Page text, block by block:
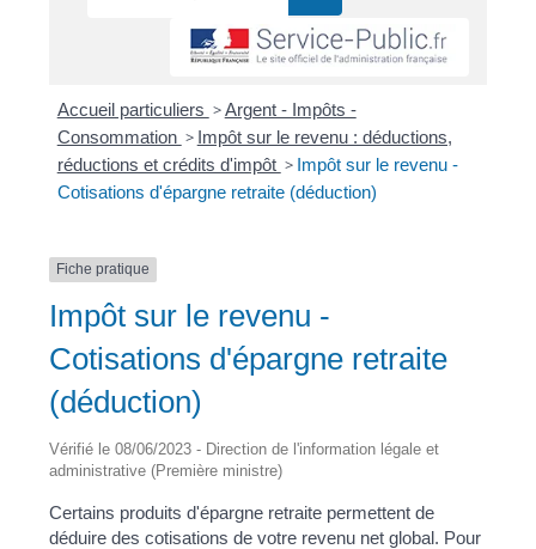
Accueil particuliers >Argent - Impôts -
Consommation > Impôt sur le revenu : déductions,
réductions et crédits d'impôt > Impôt sur le revenu -
Cotisations d'épargne retraite (déduction)
Fiche pratique
Impôt sur le revenu -
Cotisations d'épargne retraite
(déduction)
Vérifié le 08/06/2023 - Direction de l'information légale et
administrative (Première ministre)
Certains produits d'épargne retraite permettent de
déduire des cotisations de votre revenu net global. Pour